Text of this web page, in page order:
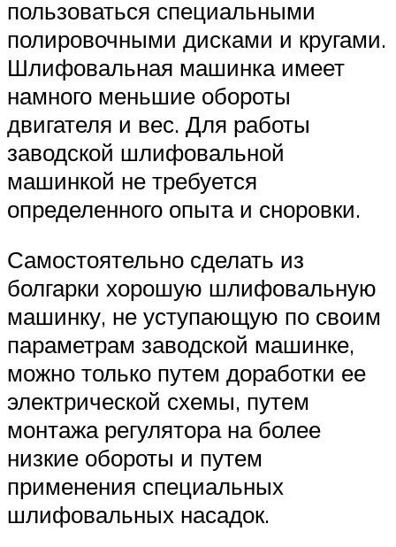
пользоваться специальными
полировочными дисками и кругами.
Шлифовальная машинка имеет
намного меньшие обороты
двигателя и вес. Для работы
заводской шлифовальной
машинкой не требуется
определенного опыта и сноровки.
Самостоятельно сделать из
болгарки хорошую шлифовальную
машинку, не уступающую по своим
параметрам заводской машинке,
можно только путем доработки ее
электрической схемы, путем
монтажа регулятора на более
низкие обороты и путем
применения специальных
шлифовальных насадок.